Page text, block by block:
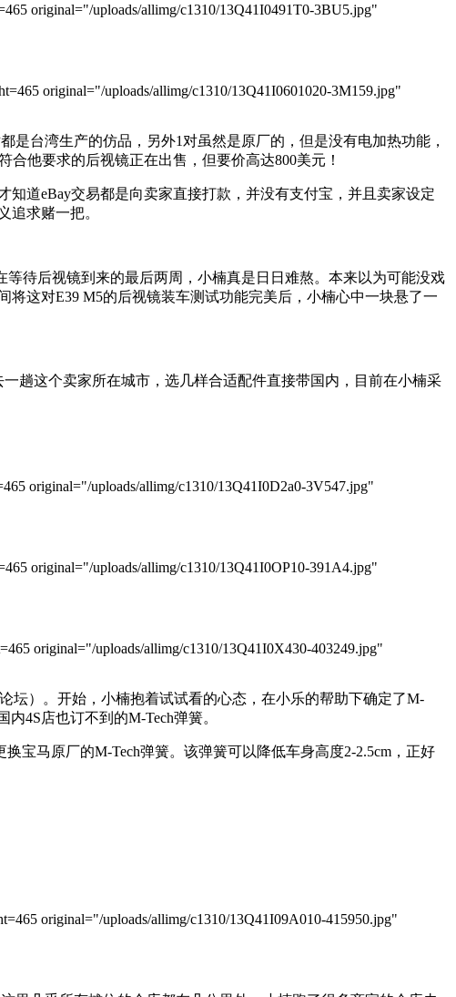
original="/uploads/allimg/c1310/13Q41I0491T0-3BU5.jpg"
original="/uploads/allimg/c1310/13Q41I0601020-3M159.jpg"
台湾生产的仿品，另外1对虽然是原厂的，但是没有电加热功能，
他要求的后视镜正在出售，但要价高达800美元！
道eBay交易都是向卖家直接打款，并没有支付宝，并且卖家设定
追求赌一把。
待后视镜到来的最后两周，小楠真是日日难熬。本来以为可能没戏
这对E39 M5的后视镜装车测试功能完美后，小楠心中一块悬了一
趟这个卖家所在城市，选几样合适配件直接带国内，目前在小楠采
original="/uploads/allimg/c1310/13Q41I0D2a0-3V547.jpg"
original="/uploads/allimg/c1310/13Q41I0OP10-391A4.jpg"
original="/uploads/allimg/c1310/13Q41I0X430-403249.jpg"
坛）。开始，小楠抱着试试看的心态，在小乐的帮助下确定了M-
4S店也订不到的M-Tech弹簧。
宝马原厂的M-Tech弹簧。该弹簧可以降低车身高度2-2.5cm，正好
original="/uploads/allimg/c1310/13Q41I09A010-415950.jpg"